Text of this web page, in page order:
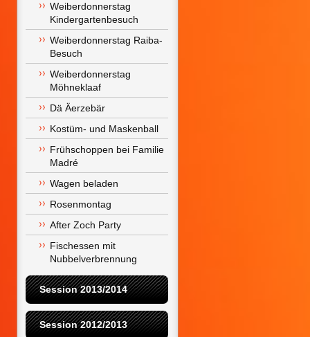
Weiberdonnerstag
Kindergartenbesuch
Weiberdonnerstag Raiba-
Besuch
Weiberdonnerstag
Möhneklaaf
Dä Äerzebär
Kostüm- und Maskenball
Frühschoppen bei Familie
Madré
Wagen beladen
Rosenmontag
After Zoch Party
Fischessen mit
Nubbelverbrennung
Session 2013/2014
Session 2012/2013